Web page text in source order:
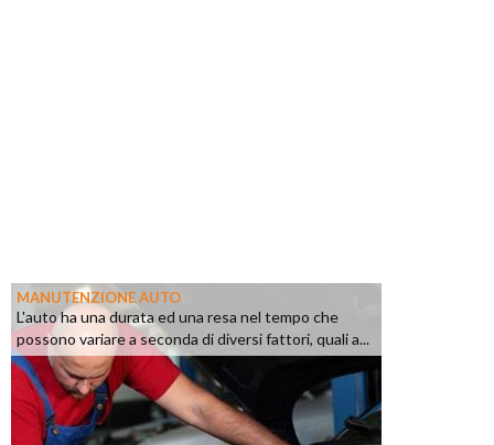
MANUTENZIONE AUTO
L'auto ha una durata ed una resa nel tempo che
possono variare a seconda di diversi fattori, quali a...